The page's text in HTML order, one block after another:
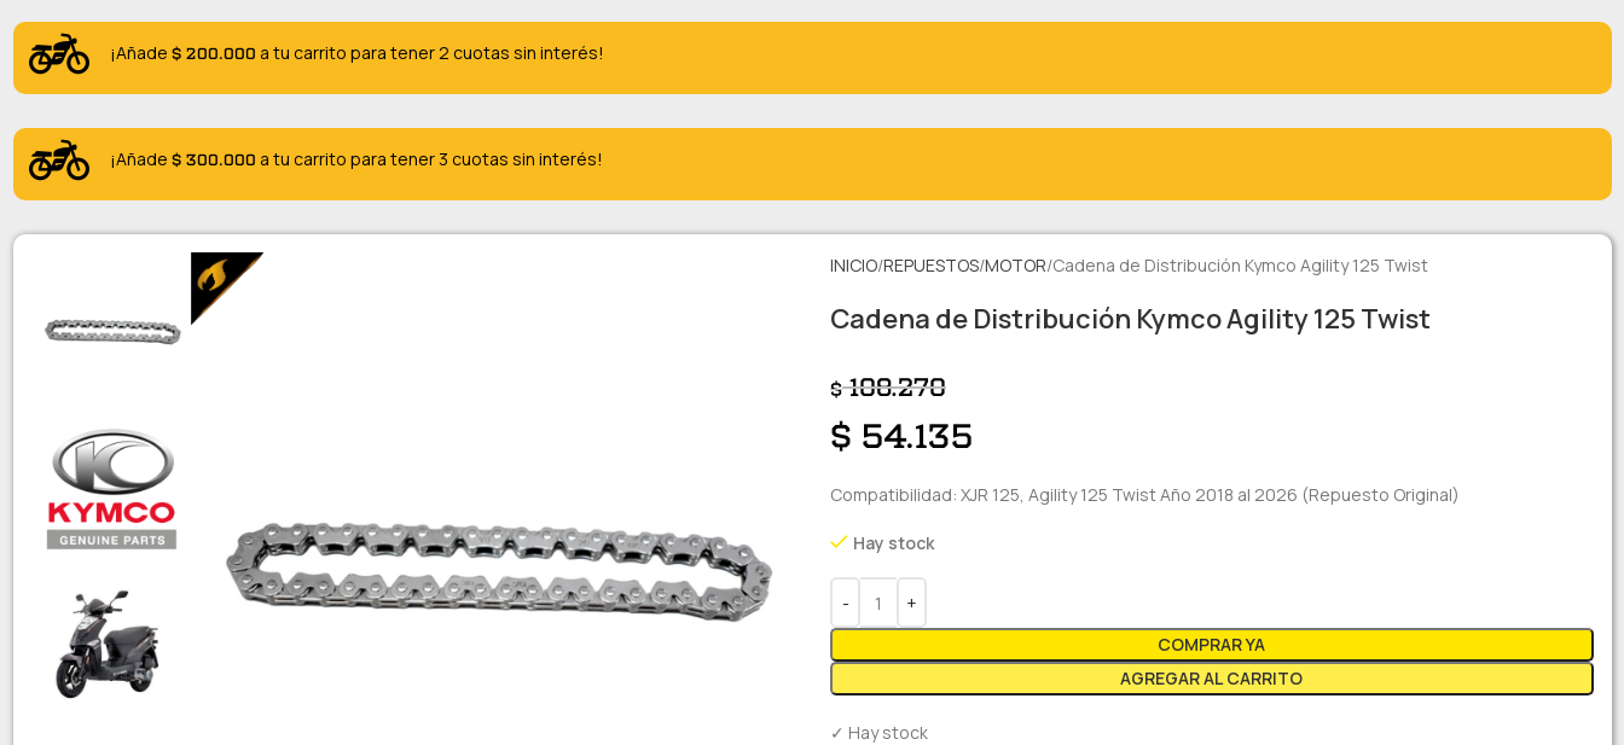
¡Añade $200.000 a tu carrito para tener 2 cuotas sin interés!
¡Añade $300.000 a tu carrito para tener 3 cuotas sin interés!
INICIO REPUESTOS MOTOR Cadena de Distribución Kymco Agility 125 Twist
Cadena de Distribución Kymco Agility 125 Twist
$108.270
$ 54.135
Compatibilidad: XJR 125, Agility 125 Twist Año 2018 al 2026 (Repuesto Original)
Hay stock
AGREGAR AL CARRITO
COMPRAR YA
✓ Hay stock